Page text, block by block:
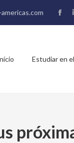
in
Estudiar en